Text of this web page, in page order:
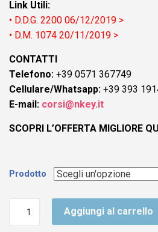
Link Utili:
• D.D.G. 2200 06/12/2019 >
• D.M. 1074 20/11/2019 >
CONTATTI
Telefono: +39 0571 367749
Cellulare/Whatsapp: +39 393
E-mail: corsi@nkey.it
SCOPRI L’OFFERTA MIGLIORE
Prodotto
Aggiungi al carrello